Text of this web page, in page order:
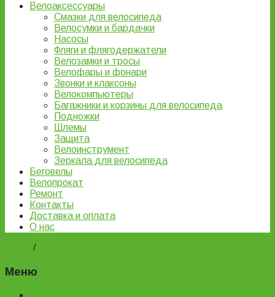
Велоаксессуары
Смазки для велосипеда
Велосумки и бардачки
Насосы
Фляги и флягодержатели
Велозамки и тросы
Велофары и фонари
Звонки и клаксоны
Велокомпьютеры
Багажники и корзины для велосипеда
Подножки
Шлемы
Защита
Велоинструмент
Зеркала для велосипеда
Беговелы
Велопрокат
Ремонт
Контакты
Доставка и оплата
О нас
/
Меню